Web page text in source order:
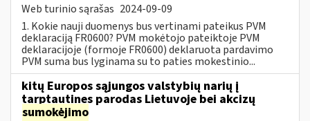
Web turinio sąrašas 2024-09-09
1. Kokie nauji duomenys bus vertinami pateikus PVM
deklaraciją FR0600? PVM mokėtojo pateiktoje PVM
deklaracijoje (formoje FR0600) deklaruota pardavimo
PVM suma bus lyginama su to paties mokestinio...
kitų Europos sąjungos valstybių narių į
tarptautines parodas Lietuvoje bei akcizų
sumokėjimo